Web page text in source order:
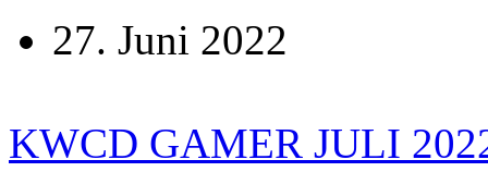
27. Juni 2022
KWCD GAMER JULI